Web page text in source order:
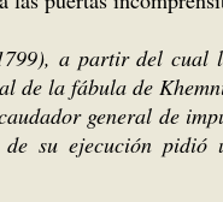
a partir del
la fábula de
general de
su ejecución